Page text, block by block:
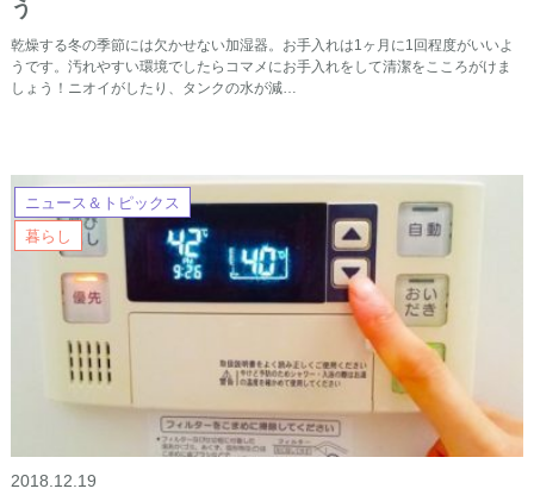
う
乾燥する冬の季節には欠かせない加湿器。お手入れは1ヶ月に1回程度がいいよ
うです。汚れやすい環境でしたらコマメにお手入れをして清潔をこころがけま
しょう！ニオイがしたり、タンクの水が減…
ニュース＆トピックス
暮らし
2018.12.19